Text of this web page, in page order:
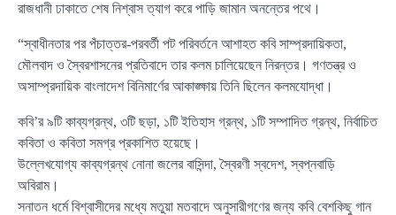
রাজধানী ঢাকাতে শেষ নিশ্বাস ত্যাগ করে পাড়ি জামান অনন্তের পথে।
“স্বাধীনতার পর পঁচাত্তর-পরবর্তী পট পরিবর্তনে আশাহত কবি সাম্প্রদায়িকতা,
মৌলবাদ ও স্বৈরশাসনের প্রতিবাদে তার কলম চালিয়েছেন নিরন্তর। গণতন্ত্র ও
অসাম্প্রদায়িক বাংলাদেশ বিনিমার্ণের আকাঙ্ক্ষায় তিনি ছিলেন কলমযোদ্ধা।
কবি’র ৯টি কাব্যগ্রন্থ, ৩টি ছড়া, ১টি ইতিহাস গ্রন্থ, ১টি সম্পাদিত গ্রন্থ, নির্বাচিত
কবিতা ও কবিতা সমগ্র প্রকাশিত হয়েছে।
উল্লেখযোগ্য কাব্যগ্রন্থ নোনা জলের বাসিন্দা, স্বৈরণী স্বদেশ, স্বপ্নবাড়ি
অবিরাম।
সনাতন ধর্মে বিশ্বাসীদের মধ্যে মতুয়া মতবাদে অনুসারীগণের জন্য কবি বেশকিছু গান